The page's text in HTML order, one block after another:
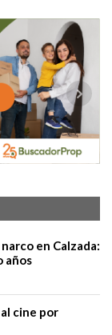
en Calzada:
años
cine por